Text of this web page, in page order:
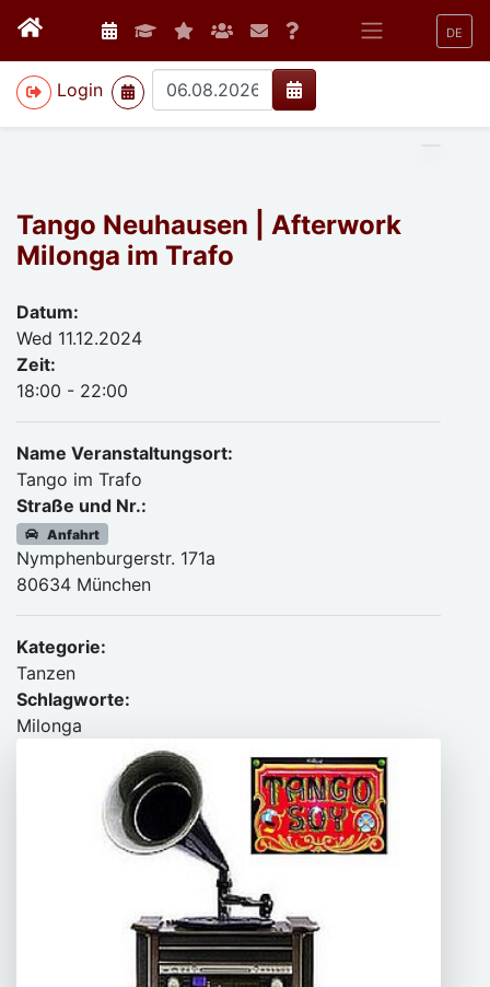
DE
Login
>
Tango Neuhausen | Afterwork
Milonga im Trafo
Datum:
Wed 11.12.2024
Zeit:
18:00 - 22:00
Name Veranstaltungsort:
Tango im Trafo
Straße und Nr.:
Anfahrt
Nymphenburgerstr. 171a
80634 München
Kategorie:
Tanzen
Schlagworte:
Milonga